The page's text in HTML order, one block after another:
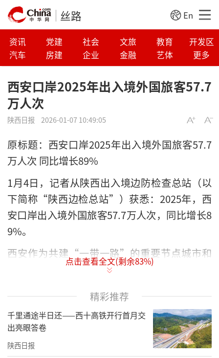
丝路 En
资讯 党建 社会 文旅 教育
开发区
汽车
房建 企业 金融 艺体 更多
西安口岸2025年出入境外国旅客57.7
万人次
陕西日报 2026-01-07 10:49:05
原标题：西安口岸2025年出入境外国旅客57.7
万人次 同比增长89%
1月4日，记者从陕西出入境边防检查总站（以
下简称“陕西边检总站”）获悉：2025年，西
安口岸出入境外国旅客57.7万人次，同比增长8
9%。
西安作为共建“一带一路”的重要节点城市和
对外开放的空中枢纽，开放活力持续迸发。数
口岸出入境人员206万人次，同比增长47%。其
中，查验内地居民136万人次、港澳台居民12.4
万人次、外国人57.7万人次，同比分别增长3
3%、62%、89%。
点击查看全文(剩余83%)
精彩推荐
千里通途半日还——西十高铁开行首月交
出亮眼答卷
陕西日报